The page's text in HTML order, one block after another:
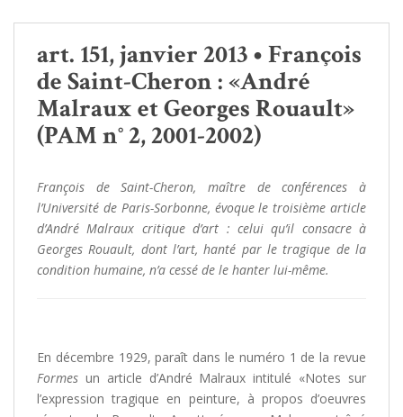
art. 151, janvier 2013 • François
de Saint-Cheron : «André
Malraux et Georges Rouault»
(PAM n° 2, 2001-2002)
François de Saint-Cheron, maître de conférences à
l’Université de Paris-Sorbonne, évoque le troisième article
d’André Malraux critique d’art : celui qu’il consacre à
Georges Rouault, dont l’art, hanté par le tragique de la
condition humaine, n’a cessé de le hanter lui-même.
En décembre 1929, paraît dans le numéro 1 de la revue
Formes un article d’André Malraux intitulé «Notes sur
l’expression tragique en peinture, à propos d’oeuvres